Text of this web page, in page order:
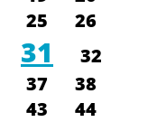
25
26
31
32
37
38
43 44